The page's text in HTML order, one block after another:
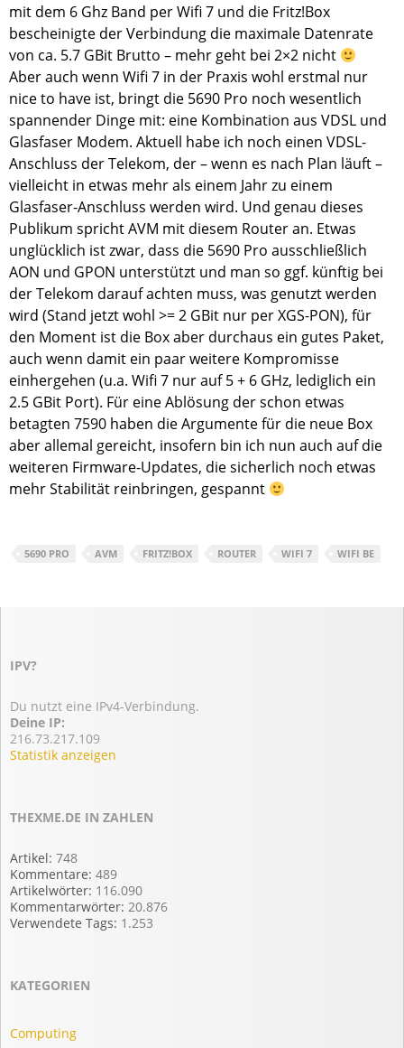
mit dem 6 Ghz Band per Wifi 7 und die Fritz!Box
bescheinigte der Verbindung die maximale Datenrate
von ca. 5.7 GBit Brutto – mehr geht bei 2×2 nicht
Aber auch wenn Wifi 7 in der Praxis wohl erstmal nur
nice to have ist, bringt die 5690 Pro noch wesentlich
spannender Dinge mit: eine Kombination aus VDSL und
Glasfaser Modem. Aktuell habe ich noch einen VDSL-
Anschluss der Telekom, der – wenn es nach Plan läuft –
vielleicht in etwas mehr als einem Jahr zu einem
Glasfaser-Anschluss werden wird. Und genau dieses
Publikum spricht AVM mit diesem Router an. Etwas
unglücklich ist zwar, dass die 5690 Pro ausschließlich
AON und GPON unterstützt und man so ggf. künftig bei
der Telekom darauf achten muss, was genutzt werden
wird (Stand jetzt wohl >= 2 GBit nur per XGS-PON), für
den Moment ist die Box aber durchaus ein gutes Paket,
auch wenn damit ein paar weitere Kompromisse
einhergehen (u.a. Wifi 7 nur auf 5 + 6 GHz, lediglich ein
2.5 GBit Port). Für eine Ablösung der schon etwas
betagten 7590 haben die Argumente für die neue Box
aber allemal gereicht, insofern bin ich nun auch auf die
weiteren Firmware-Updates, die sicherlich noch etwas
mehr Stabilität reinbringen, gespannt
5690 PRO AVM FRITZ!BOX ROUTER WIFI 7 WIFI BE
IPV?
Du nutzt eine IPv4-Verbindung.
Deine IP:
216.73.217.109
Statistik anzeigen
THEXME.DE IN ZAHLEN
Artikel: 748
Kommentare: 489
Artikelwörter: 116.090
Kommentarwörter: 20.876
Verwendete Tags: 1.253
KATEGORIEN
Computing